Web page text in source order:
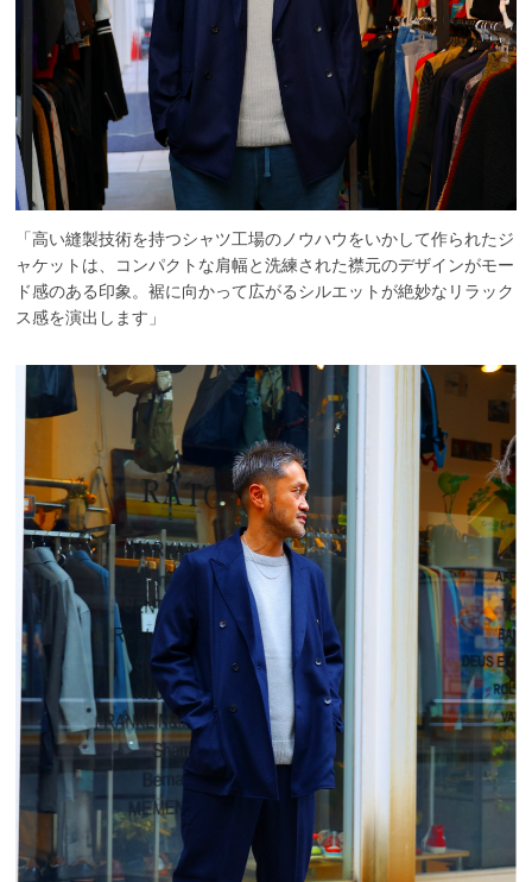
「高い縫製技術を持つシャツ工場のノウハウをいかして作られたジ
ャケットは、コンパクトな肩幅と洗練された襟元のデザインがモー
ド感のある印象。裾に向かって広がるシルエットが絶妙なリラック
ス感を演出します」